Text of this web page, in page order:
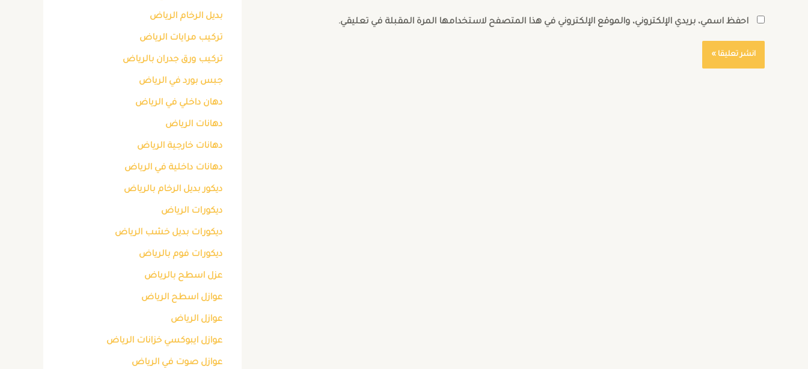
احفظ اسمي، بريدي الإلكتروني، والموقع الإلكتروني في هذا المتصفح لاستخدامها المرة المقبلة في تعليقي.
بديل الرخام الرياض
تركيب مرايات الرياض
تركيب ورق جدران بالرياض
جبس بورد في الرياض
دهان داخلي في الرياض
دهانات الرياض
دهانات خارجية الرياض
دهانات داخلية في الرياض
ديكور بديل الرخام بالرياض
ديكورات الرياض
ديكورات بديل خشب الرياض
ديكورات فوم بالرياض
عزل اسطح بالرياض
عوازل اسطح الرياض
عوازل الرياض
عوازل ايبوكسي خزانات الرياض
عوازل صوت في الرياض